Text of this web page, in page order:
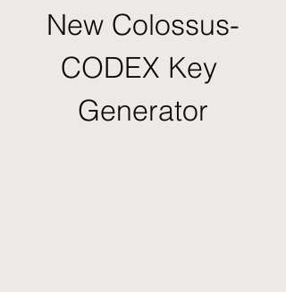
New Colossus-
CODEX Key
Generator